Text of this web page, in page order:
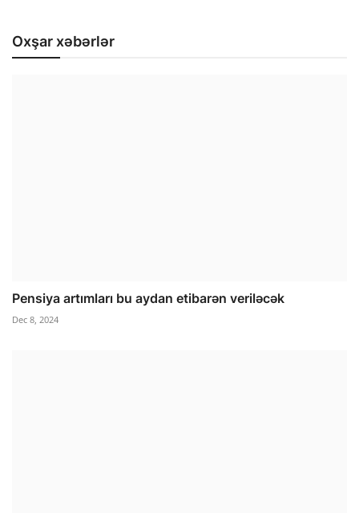
Oxşar xəbərlər
Pensiya artımları bu aydan etibarən veriləcək
Dec 8, 2024